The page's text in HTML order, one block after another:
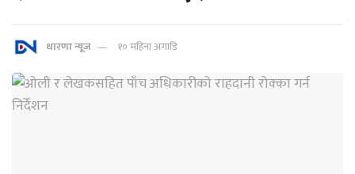
धारणा न्यूज १० महिना अगाडि